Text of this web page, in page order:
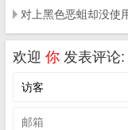
对上黑色恶蛆却没使
欢迎 你 发表评论: